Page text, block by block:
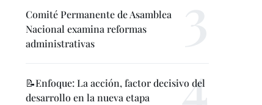
Comité Permanente de Asamblea
Nacional examina reformas
administrativas
📝Enfoque: La acción, factor decisivo del
desarrollo en la nueva etapa